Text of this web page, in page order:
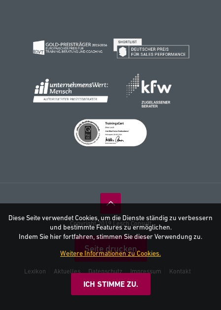
Copyright 2019 Lesch Consult
Seite drucken
Lexikon Aktuelles Datenschutz Impressum
Kontakt
AGB
Diese Seite verwendet Cookies, um die Dienste ständig zu verbessern
und bestimmte Features zu ermöglichen.
Indem Sie hier fortfahren, stimmen Sie dieser Verwendung zu.
Weitere Informationen zu Cookies.
ICH STIMME ZU.